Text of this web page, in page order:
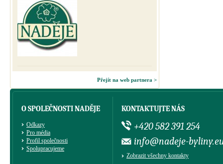
Přejít na web partnera >
O SPOLEČNOSTI NADĚJE
Odkazy
Pro média
Profil společnosti
Spolupracujeme
KONTAKTUJTE NÁS
+420 582 391 254
info@nadeje-
Zobrazit všechny kontakty